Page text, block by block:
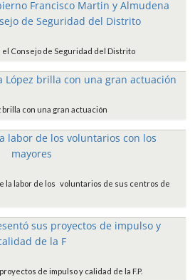
el Consejo de Seguridad del Distrito
con una gran actuación
la labor de los voluntarios de sus centros de
de impulso y calidad de la F.P.